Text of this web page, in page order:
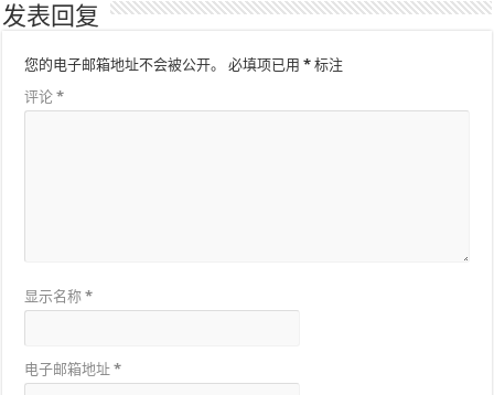
发表回复
您的电子邮箱地址不会被公开。 必填项已用* 标注
评论*
显示名称*
电子邮箱地址*